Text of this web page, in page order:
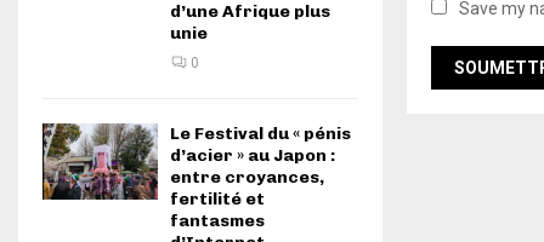
Save my
d’une Afrique plus
unie
0
Le Festival du « pénis
d’acier » au Japon :
entre croyances,
fertilité et
fantasmes